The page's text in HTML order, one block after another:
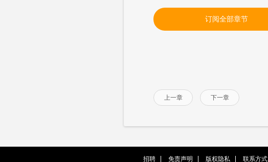
订阅全部章节
上一章 下一章
招聘 免责声明 版权隐私 联系方式